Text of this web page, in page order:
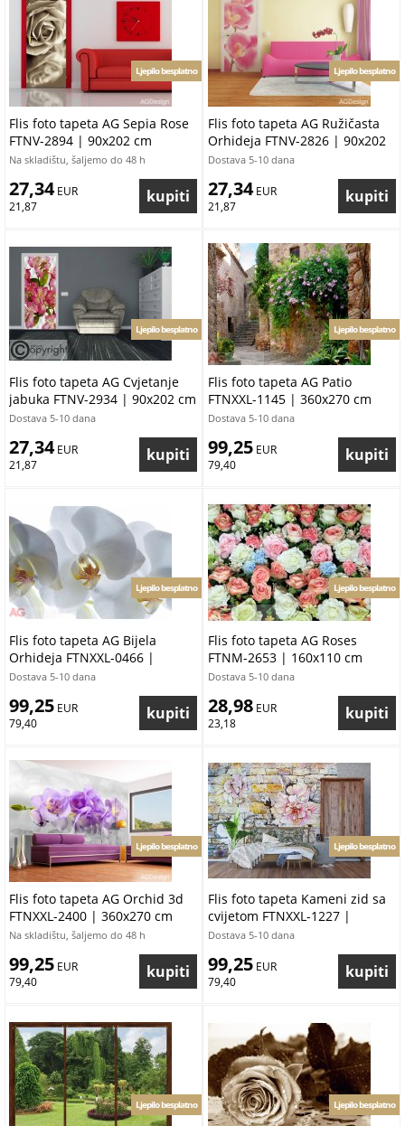
Flis foto tapeta AG Sepia Rose
FTNV-2894 | 90x202 cm
Ljepilo besplatno
Na skladištu, šaljemo do 48 h
27,34 EUR
21,87
Flis foto tapeta AG Ružičasta
Orhideja FTNV-2826 | 90x202
cm
Ljepilo besplatno
Dostava 5-10 dana
27,34 EUR
21,87
Flis foto tapeta AG Cvjetanje
jabuka FTNV-2934 | 90x202 cm
Ljepilo besplatno
Dostava 5-10 dana
27,34 EUR
21,87
Flis foto tapeta AG Patio
FTNXXL-1145 | 360x270 cm
Ljepilo besplatno
Dostava 5-10 dana
99,25 EUR
79,40
Flis foto tapeta AG Bijela
Orhideja FTNXXL-0466 |
360x270 cm
Ljepilo besplatno
Dostava 5-10 dana
99,25 EUR
79,40
Flis foto tapeta AG Roses
FTNM-2653 | 160x110 cm
Ljepilo besplatno
Dostava 5-10 dana
28,98 EUR
23,18
Flis foto tapeta AG Orchid 3d
FTNXXL-2400 | 360x270 cm
Ljepilo besplatno
Na skladištu, šaljemo do 48 h
99,25 EUR
79,40
Flis foto tapeta Kameni zid sa
cvijetom FTNXXL-1227 |
360x270 cm
Ljepilo besplatno
Dostava 5-10 dana
99,25 EUR
79,40
Ljepilo besplatno Ljepilo besplatno